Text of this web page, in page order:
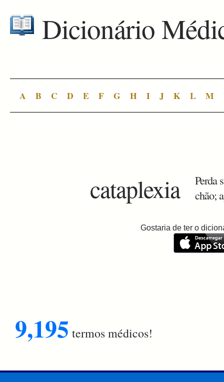
Dicionário
A B C D E F G H I J K L M
cataplexia
Perda
chão;
Gostaria de ter o
9,195 termos médicos!